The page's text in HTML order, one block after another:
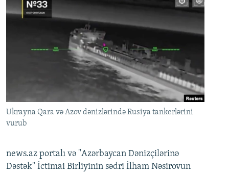
Ukrayna Qara və Azov dənizlərində Rusiya tankerlərini
vurub
news.az portalı və "Azərbaycan Dənizçilərinə
Dəstək" İctimai Birliyinin sədri İlham Nəsirovun